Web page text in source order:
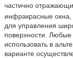
частично
инфракрасные
для управления
поверхности.
использовать в
варианте